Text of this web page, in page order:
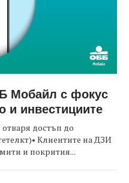
Мобайл с фокус
и инвестициите
достъп до
Клиентите на ДЗИ
и покрития...